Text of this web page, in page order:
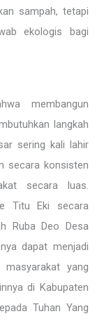
sampah, tetapi
ekologis bagi
membangun
langkah
sering kali lahir
secara konsisten
secara luas.
Titu Eki secara
Ruba Deo Desa
dapat menjadi
masyarakat yang
di Kabupaten
Tuhan Yang